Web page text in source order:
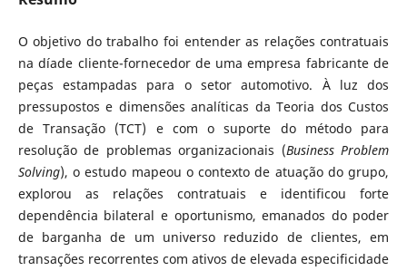
O objetivo do trabalho foi entender as relações contratuais
na díade cliente-fornecedor de uma empresa fabricante de
peças estampadas para o setor automotivo. À luz dos
pressupostos e dimensões analíticas da Teoria dos Custos
de Transação (TCT) e com o suporte do método para
resolução de problemas organizacionais (Business Problem
Solving), o estudo mapeou o contexto de atuação do grupo,
explorou as relações contratuais e identificou forte
dependência bilateral e oportunismo, emanados do poder
de barganha de um universo reduzido de clientes, em
transações recorrentes com ativos de elevada especificidade